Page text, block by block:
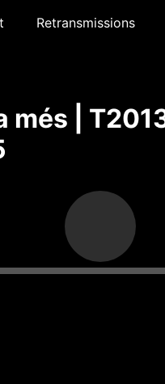
Retransmissions
més |